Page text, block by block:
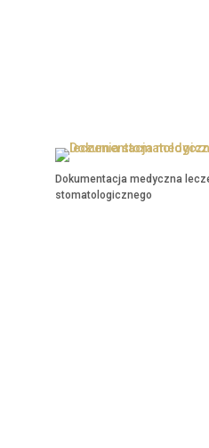
Dokumentacja medyczna
stomatologicznego